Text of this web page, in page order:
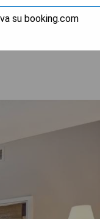
su booking.com